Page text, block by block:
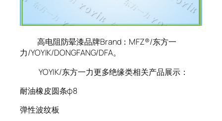
高电阻防晕漆品牌Brand：MFZ®/东方一
力/YOYIK/DONGFANG/DFA。
YOYIK/东方一力更多绝缘类相关产品展示：
耐油橡皮圆条φ8
弹性波纹板